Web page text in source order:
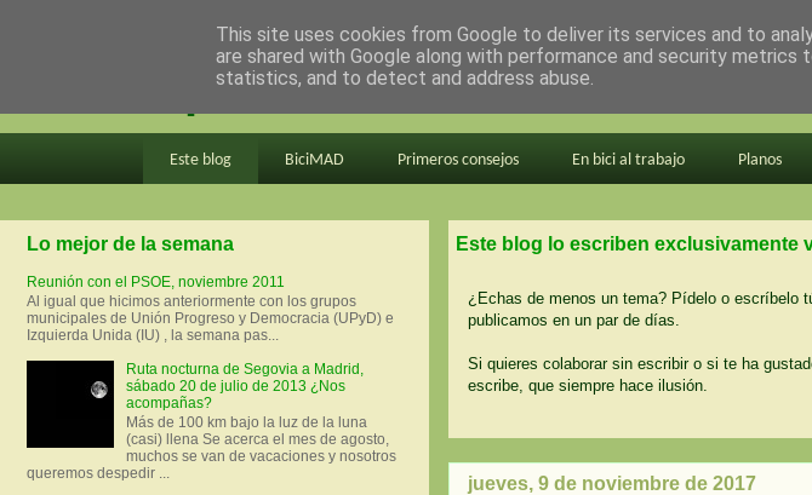
en bici por madrid
Este blog BiciMAD Primeros consejos En bici al trabajo Planos
Este blog lo escriben exclusivamente
¿Echas de menos un tema? Pídelo o escríbelo
publicamos en un par de días.
Si quieres colaborar sin escribir o si te ha
escribe, que siempre hace ilusión.
jueves, 9 de noviembre de 2017
Lo mejor de la semana
Reunión con el PSOE, noviembre 2011
Al igual que hicimos anteriormente con los grupos
municipales de Unión Progreso y Democracia (UPyD) e
Izquierda Unida (IU) , la semana pas...
Ruta nocturna de Segovia a Madrid,
sábado 20 de julio de 2013 ¿Nos
acompañas?
Más de 100 km bajo la luz de la luna
(casi) llena Se acerca el mes de agosto,
muchos se van de vacaciones y nosotros
queremos despedir ...
This site uses cookies from Google to deliver its services and to
are shared with Google along with performance and security metrics
statistics, and to detect and address abuse.